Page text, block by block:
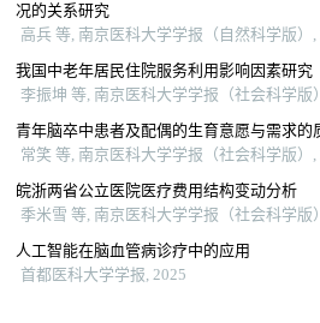
况的关系研究
高兵 等, 南京医科大学学报（自然科学版）,
我国中老年居民住院服务利用影响因素研究
李振坤 等, 南京医科大学学报（社会科学版
青年脑卒中患者及配偶的生育意愿与需求的
常笑 等, 南京医科大学学报（社会科学版）,
皖浙两省公立医院医疗费用结构变动分析
季米雪 等, 南京医科大学学报（社会科学版
人工智能在脑血管病诊疗中的应用
首都医科大学学报, 2025